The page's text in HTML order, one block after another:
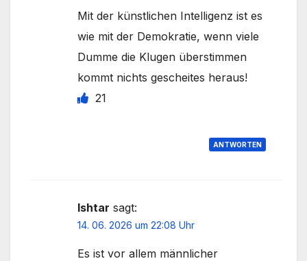
Mit der künstlichen Intelligenz ist es
wie mit der Demokratie, wenn viele
Dumme die Klugen überstimmen
kommt nichts gescheites heraus!
21
ANTWORTEN
Ishtar sagt:
14. 06. 2026 um 22:08 Uhr
Es ist vor allem männlicher